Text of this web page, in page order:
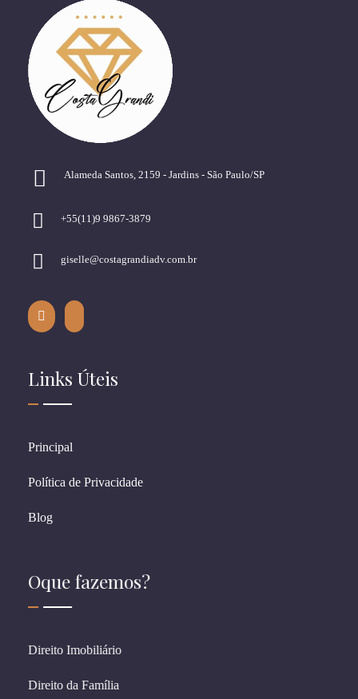
Alameda Santos, 2159 - Jardins - São Paulo/SP
+55(11)9 9867-3879
giselle@costagrandiadv.com.br
Links Úteis
Principal
Política de Privacidade
Blog
Oque fazemos?
Direito Imobiliário
Direito da Família